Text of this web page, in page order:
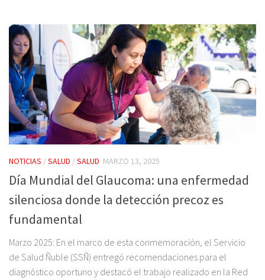
NOTICIAS /SALUD /SALUD MARZO 13, 2025
Día Mundial del Glaucoma: una enfermedad
silenciosa donde la detección precoz es
fundamental
Marzo 2025: En el marco de esta conmemoración, el Servicio
de Salud Ñuble (SSÑ) entregó recomendaciones para el
diagnóstico oportuno y destacó el trabajo realizado en la Red